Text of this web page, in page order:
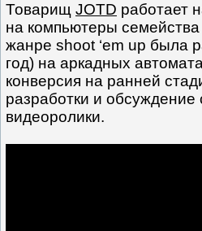
Товарищ JOTD работает
на компьютеры семейства
жанре shoot ‘em up была
год) на аркадных
конверсия на ранней
разработки и обсуждение
видеоролики.